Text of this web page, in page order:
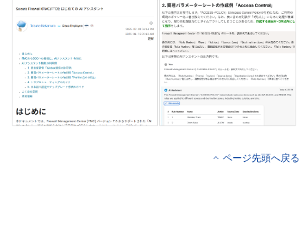
ページ先頭へ戻る